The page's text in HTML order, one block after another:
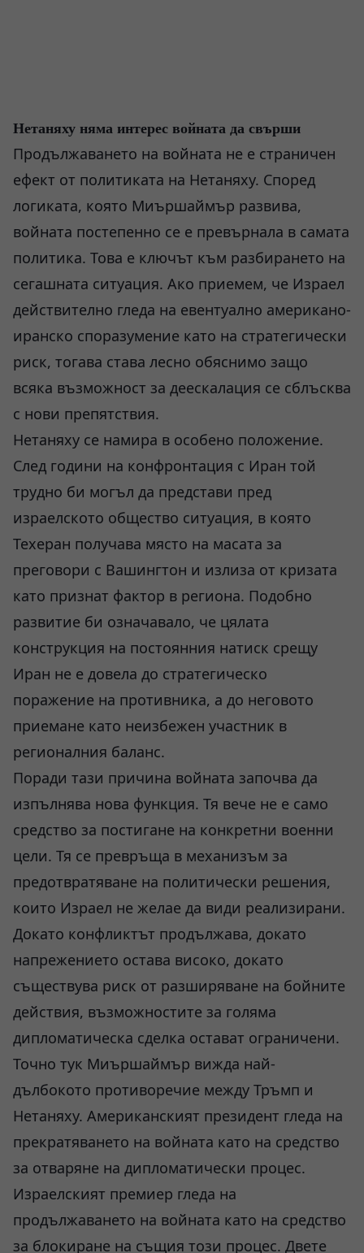
Нетаняху няма интерес войната да свърши
Продължаването на войната не е страничен
ефект от политиката на Нетаняху. Според
логиката, която Миършаймър развива,
войната постепенно се е превърнала в самата
политика. Това е ключът към разбирането на
сегашната ситуация. Ако приемем, че Израел
действително гледа на евентуално американо-
иранско споразумение като на стратегически
риск, тогава става лесно обяснимо защо
всяка възможност за деескалация се сблъсква
с нови препятствия.
Нетаняху се намира в особено положение.
След години на конфронтация с Иран той
трудно би могъл да представи пред
израелското общество ситуация, в която
Техеран получава място на масата за
преговори с Вашингтон и излиза от кризата
като признат фактор в региона. Подобно
развитие би означавало, че цялата
конструкция на постоянния натиск срещу
Иран не е довела до стратегическо
поражение на противника, а до неговото
приемане като неизбежен участник в
регионалния баланс.
Поради тази причина войната започва да
изпълнява нова функция. Тя вече не е само
средство за постигане на конкретни военни
цели. Тя се превръща в механизъм за
предотвратяване на политически решения,
които Израел не желае да види реализирани.
Докато конфликтът продължава, докато
напрежението остава високо, докато
съществува риск от разширяване на бойните
действия, възможностите за голяма
дипломатическа сделка остават ограничени.
Точно тук Миършаймър вижда най-
дълбокото противоречие между Тръмп и
Нетаняху. Американският президент гледа на
прекратяването на войната като на средство
за отваряне на дипломатически процес.
Израелският премиер гледа на
продължаването на войната като на средство
за блокиране на същия този процес. Двете